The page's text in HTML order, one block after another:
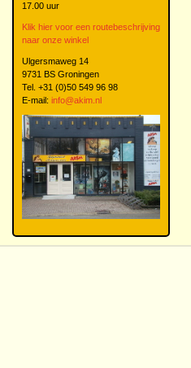
17.00 uur
Klik hier voor een routebeschrijving
naar onze winkel
Ulgersmaweg 14
9731 BS Groningen
Tel. +31 (0)50 549 96 98
E-mail: info@akim.nl